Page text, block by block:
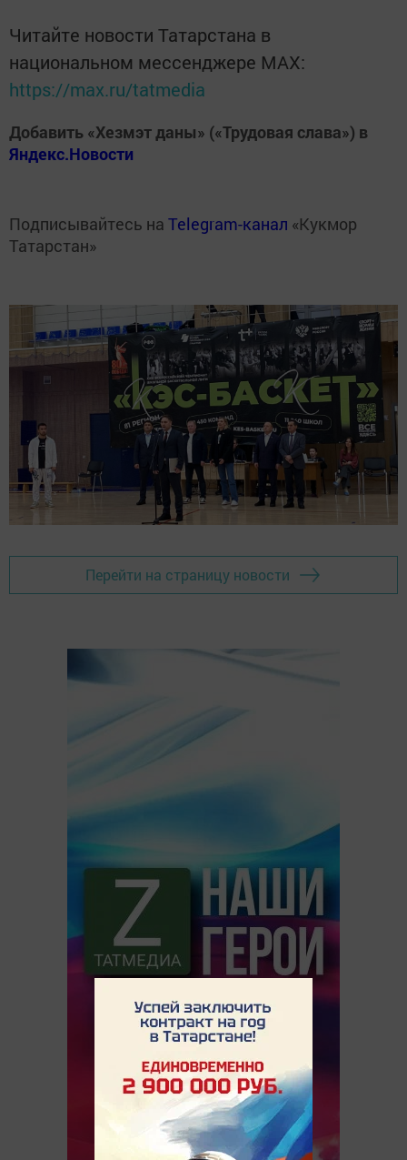
Читайте новости Татарстана в
национальном мессенджере MАХ:
https://max.ru/tatmedia
Добавить «Хезмэт даны» («Трудовая слава») в
Яндекс.Новости
Подписывайтесь на Telegram-канал «Кукмор
Татарстан»
Перейти на страницу новости